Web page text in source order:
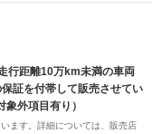
行距離10万km未満の車両
証を付帯して販売させてい
外項目有り）
ます。詳細については、販売店